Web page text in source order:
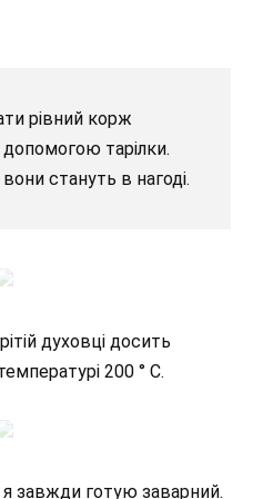
рівний корж
допомогою тарілки.
стануть в нагоді.
духовці досить
200 ° С.
завжди готую заварний.